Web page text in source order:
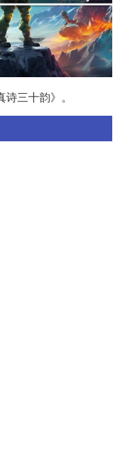
三十韵》。